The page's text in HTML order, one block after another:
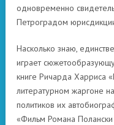
одновременно
Петроградом
Насколько знаю,
играет
книге Ричарда Харриса
литературном жаргоне
политиков их
«Фильм Романа Полански